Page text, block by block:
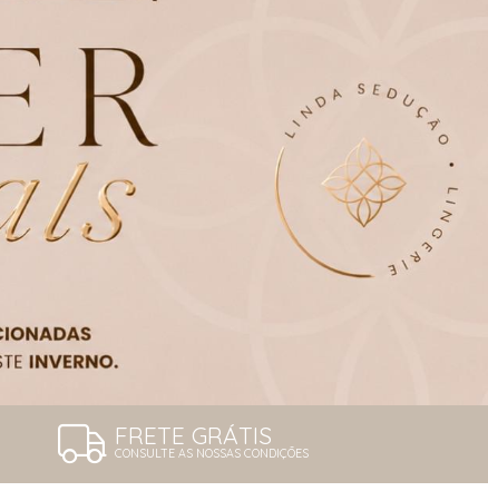
FRETE GRÁTIS
CONSULTE AS NOSSAS CONDIÇÕES